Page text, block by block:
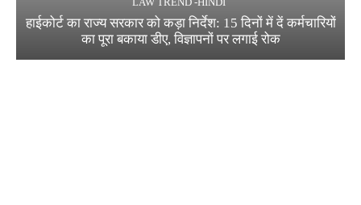
हाईकोर्ट का राज्य सरकार को कड़ा निर्देश: 15 दिनों में दें कर्मचारियों
का पूरा बकाया डीए, विज्ञापनों पर लगाई रोक